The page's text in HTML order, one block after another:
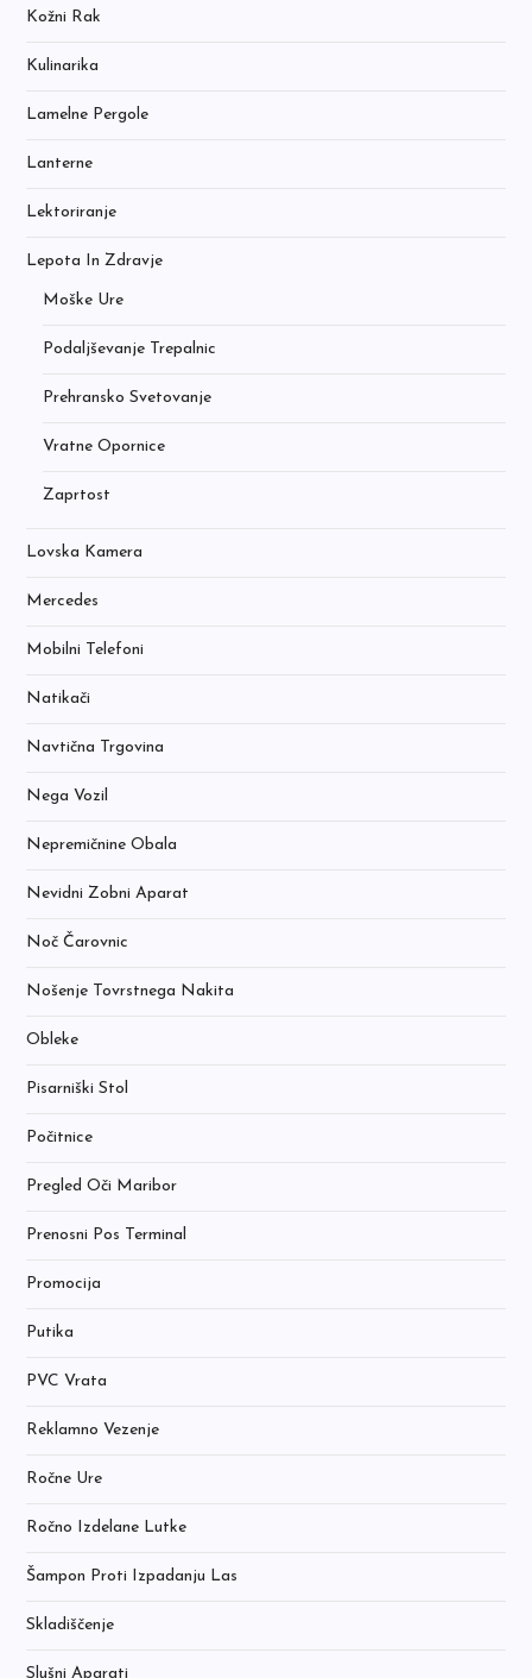
Kožni Rak
Kulinarika
Lamelne Pergole
Lanterne
Lektoriranje
Lepota In Zdravje
Moške Ure
Podaljševanje Trepalnic
Prehransko Svetovanje
Vratne Opornice
Zaprtost
Lovska Kamera
Mercedes
Mobilni Telefoni
Natikači
Navtična Trgovina
Nega Vozil
Nepremičnine Obala
Nevidni Zobni Aparat
Noč Čarovnic
Nošenje Tovrstnega Nakita
Obleke
Pisarniški Stol
Počitnice
Pregled Oči Maribor
Prenosni Pos Terminal
Promocija
Putika
PVC Vrata
Reklamno Vezenje
Ročne Ure
Ročno Izdelane Lutke
Šampon Proti Izpadanju Las
Skladiščenje
Slušni Aparati